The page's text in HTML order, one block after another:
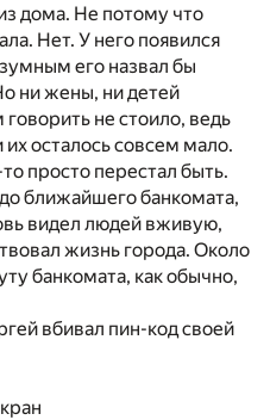
дома. Не потому что
Нет. У него появился
его назвал бы
ни жены, ни детей
не стоило, ведь
осталось совсем мало.
просто перестал быть.
ближайшего банкомата,
видел людей вживую,
жизнь города. Около
банкомата, как обычно,
вбивал пин-код своей